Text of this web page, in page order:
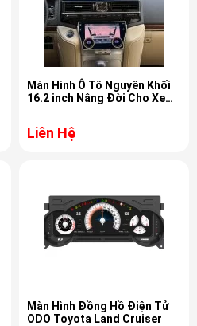
Màn Hình Ô Tô Nguyên Khối
16.2 inch Nâng Đời Cho Xe
Liên Hệ
Màn Hình Đồng Hồ Điện Tử
ODO Toyota Land Cruiser